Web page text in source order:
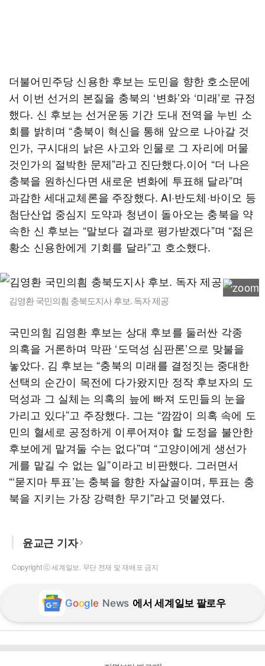
더불어민주당 신용한 후보는 도민을 향한 호소문에
서 이번 선거의 본질을 충북의 ‘변화’와 ‘미래’로 규정
했다. 신 후보는 선거운동 기간 도내 전역을 누빈 소
회를 밝히며 “충북이 혁신을 통해 앞으로 나아갈 것
인가, 구시대의 낡은 사고와 인물로 그 자리에 머물
것인가의 절박한 문제”라고 진단했다.이어 “더 나은
충북을 원하신다면 새로운 변화에 투표해 달라”며
과감한 세대교체론을 주장했다. AI·반도체·바이오 등
첨단산업 중심지 도약과 청년이 돌아오는 충북을 약
속한 신 후보는 “말보다 결과로 평가받겠다”며 “젊은
황소 신용한에게 기회를 달라”고 호소했다.
김영환 국민의흼 충북도지사 후보. 독자 제공
국민의힘 김영환 후보는 상대 후보를 둘러싼 각종
의혹을 거론하며 막판 ‘도덕성 심판론’으로 맞불을
놓았다. 김 후보는 “충북의 미래를 결정짓는 중대한
선택의 순간이 목전에 다가왔지만 정작 후보자의 도
덕성과 그 실체는 의혹의 늪에 빠져 도민들의 눈을
가리고 있다”고 주장했다. 그는 “깜깜이 의혹 속에 도
민의 혈세로 공정하게 이루어져야 할 도정을 불안한
후보에게 맡겨둘 수는 없다”며 “고양이에게 생선가
게를 맡길 수 없는 일”이라고 비판했다. 그러면서
“‘묻지마 투표’는 충북을 향한 자살골이며, 투표는 충
북을 지키는 가장 강력한 무기”라고 덧붙였다.
윤교근 기자
Copyright ⓒ 세계일보. 무단 전재 및 재배포 금지
Google News 에서 세계일보 팔로우